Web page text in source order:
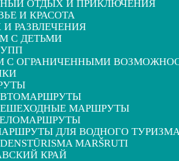
ОТДЫХ И ПРИКЛЮЧЕНИЯ
И КРАСОТА
РАЗВЛЕЧЕНИЯ
С ДЕТЬМИ
С ОГРАНИЧЕННЫМИ
МАРШРУТЫ
ДЛЯ ВОДНОГО ТУРИЗМА
MARŠRUTI
КРАЙ